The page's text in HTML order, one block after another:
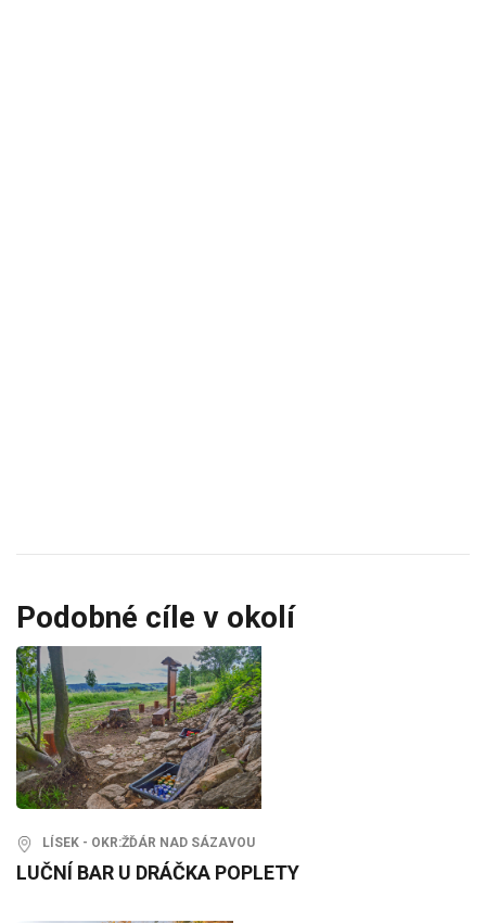
Podobné cíle v okolí
LÍSEK - OKR:ŽĎÁR NAD SÁZAVOU
LUČNÍ BAR U DRÁČKA POPLETY